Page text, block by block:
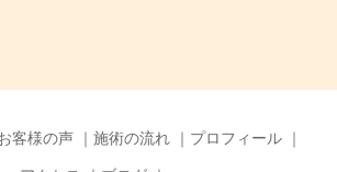
客様の声 施術の流れ プロフィール